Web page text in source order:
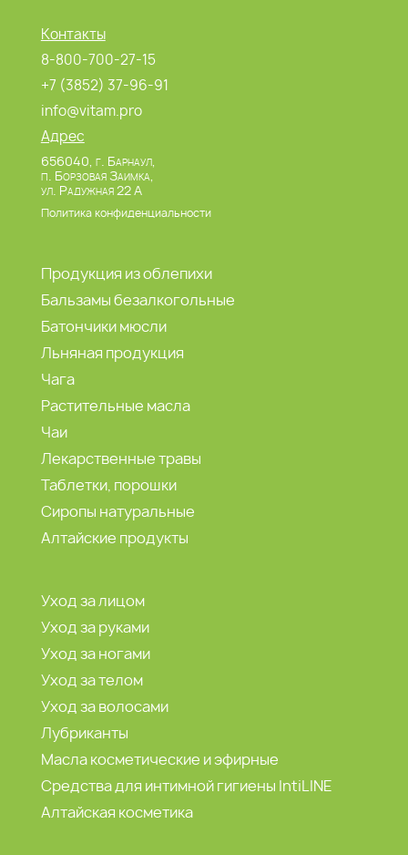
Контакты
8-800-700-27-15
+7 (3852) 37-96-91
info@vitam.pro
Адрес
656040, г. Барнаул,
п. Борзовая Заимка,
ул. Радужная 22 А
Политика конфиденциальности
Продукция из облепихи
Бальзамы безалкогольные
Батончики мюсли
Льняная продукция
Чага
Растительные масла
Чаи
Лекарственные травы
Таблетки, порошки
Сиропы натуральные
Алтайские продукты
Уход за лицом
Уход за руками
Уход за ногами
Уход за телом
Уход за волосами
Лубриканты
Масла косметические и эфирные
Средства для интимной гигиены IntiLINE
Алтайская косметика